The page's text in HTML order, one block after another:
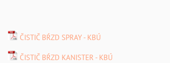
ČISTIČ BŔZD SPRAY - KBÚ
ČISTIČ BŔZD KANISTER - KBÚ